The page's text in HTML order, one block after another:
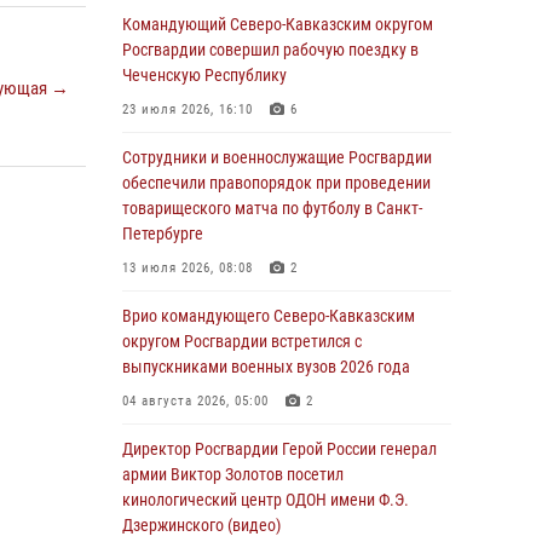
→
Росгвардейцы обеспечили безопасность
«Поезда Победы» в Кузбассе
08 августа 2026, 07:00
Республике Калмыкия исполнилось 20 лет
08 августа 2026, 07:00
В Кабардино-Балкарии сотрудники
Росгвардии провели турнир по настольному
08 августа 2026, 07:00
Военнослужащие Софринской бригады
Росгвардии встретились с участником
Ломоносова — дорогой к Победе в СВО»
(видео)
08 августа 2026, 07:00 2 1
Командующий Северо-Кавказским округом
Росгвардии совершил рабочую поездку в
Чеченскую Республику
23 июля 2026, 16:10 6
Сотрудники и военнослужащие Росгвардии
обеспечили правопорядок при проведении
товарищеского матча по футболу в Санкт-
Петербурге
13 июля 2026, 08:08 2
Врио командующего Северо-Кавказским
округом Росгвардии встретился с
выпускниками военных вузов 2026 года
04 августа 2026, 05:00 2
Директор Росгвардии Герой России генерал
армии Виктор Золотов посетил
кинологический центр ОДОН имени Ф.Э.
Дзержинского (видео)